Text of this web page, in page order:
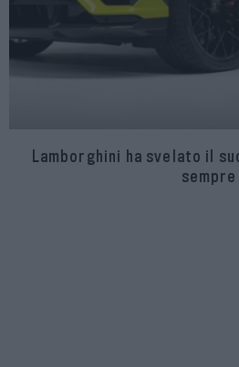
Lamborghini ha svelato il
sempre